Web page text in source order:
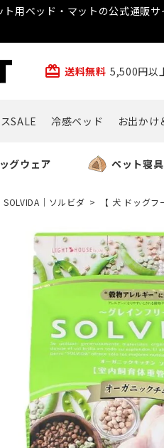
用ベッド・マットの公式通販サ
card_giftcard 送料無料 5,500円以
SALE 冷感ベッド お出かけ
グウェア ペット寝具
SOLVIDA｜ソルビダ 【 犬 ドッグ